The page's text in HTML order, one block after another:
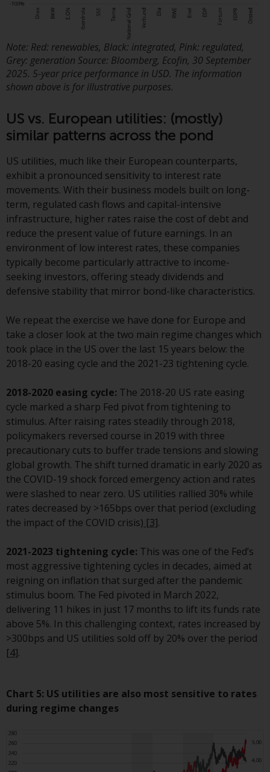
Risiken verbunden.
Wechselkursschwankungen
können sich positiv oder negativ
auf den Wert von auf
Fremdwährungen lautenden
Finanzinstrumenten auswirken.
Bestimmte Anlagen,
insbesondere alternative Fonds
und Emerging Markets,
beinhalten ein
sind als langfristig anzusehen.
Derivative Instrumente können
mit einem hohen Risiko
verbunden sein. Unterschiedliche
Arten von Fonds oder Anlagen
weisen unterschiedliche
Risikograde auf.
Die auf dieser Website
enthaltenen Informationen
werden so wie sie sind zur
Vorankündigung geändert
werden und es wird keine
Garantie hinsichtlich ihrer
Genauigkeit, Vollständigkeit oder
Eignung für einen bestimmten
Zweck übernommen. Redwheel
hat seine eigenen Ansichten und
Meinungen auf dieser Website
(oder denen seiner verbundenen
Unternehmen) geäußert, und
Vorankündigung ändern.
Redwheel ist nicht verpflichtet,
Informationen zu aktualisieren,
und Leser sollten sich bei einer
Anlageentscheidung nicht
ausschließlich auf die auf dieser
Website enthaltenen
Haftung
Note: Red: renewables, Black: integrated, Pink: regulated,
Grey: generation Source: Bloomberg, Ecofin, 30 September
2025. 5-year price performance in USD. The information
shown above is for illustrative purposes.
US vs. European utilities: (mostly)
similar patterns across the pond
US utilities, much like their European counterparts,
exhibit a pronounced sensitivity to interest rate
movements. With their business models built on long-
term, regulated cash flows and capital-intensive
infrastructure, higher rates raise the cost of debt and
reduce the present value of future earnings. In an
environment of low interest rates, these companies
typically become particularly attractive to income-
seeking investors, offering steady dividends and
defensive stability that mirror bond-like characteristics.
We repeat the exercise we have done for Europe and
take a closer look at the two main regime changes which
took place in the US over the last 15 years below: the
2018-20 easing cycle and the 2021-23 tightening cycle.
2018-2020 easing cycle: The 2018-20 US rate easing
cycle marked a sharp Fed pivot from tightening to
stimulus. After raising rates steadily through 2018,
policymakers reversed course in 2019 with three
precautionary cuts to buffer trade tensions and slowing
global growth. The shift turned dramatic in early 2020 as
the COVID-19 shock forced emergency action and rates
were slashed to near zero. US utilities rallied 30% while
rates decreased by >165bps over that period (excluding
the impact of the COVID crisis) [3].
2021-2023 tightening cycle: This was one of the Fed’s
most aggressive tightening cycles in decades, aimed at
reigning on inflation that surged after the pandemic
stimulus boom. The Fed pivoted in March 2022,
delivering 11 hikes in just 17 months to lift its funds rate
above 5%. In this challenging context, rates increased by
>300bps and US utilities sold off by 20% over the period
[4].
Chart 5: US utilities are also most sensitive to rates
during regime changes